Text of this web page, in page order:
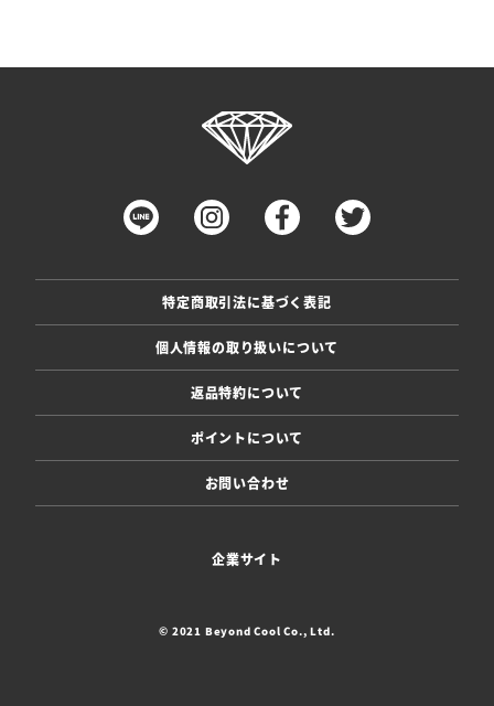
特定商取引法に基づく表記
個人情報の取り扱いについて
返品特約について
ポイントについて
お問い合わせ
企業サイト
© 2021 Beyond Cool Co., Ltd.